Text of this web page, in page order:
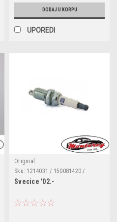
DODAJ U KORPU
UPOREDI
Original
Sku: 1214031 / 150081420 /
1214120 / 93176801 / 95519058
Svecice '02.-